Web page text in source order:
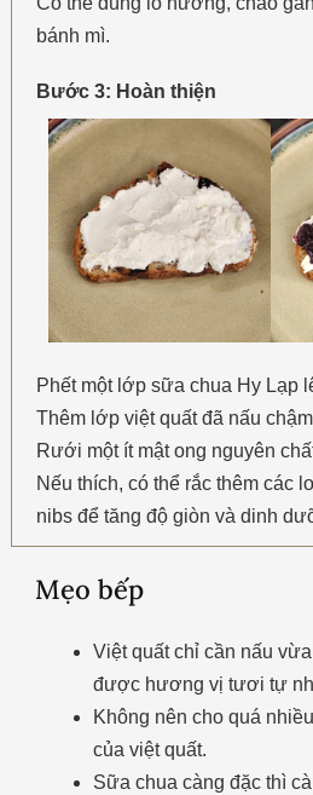
bánh mì.
Bước 3: Hoàn thiện
Phết một lớp sữa chua Hy Lạp
Thêm lớp việt quất đã nấu
Rưới một ít mật ong nguyên
Nếu thích, có thể rắc thêm các
nibs để tăng độ giòn và dinh
Mẹo bếp
Việt quất chỉ cần nấu
được hương vị tươi tự
Không nên cho quá
của việt quất.
Sữa chua càng đặc thì